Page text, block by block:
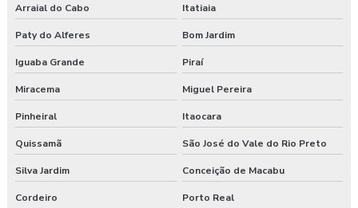
Empresa de consultoria técnico de segurança do trabalho
Empresa especializada em segurança do trabalho
Empresa de exame admissional
Empresa de exame demissional
Empresa de higiene ocupacional
Empresa de medicina no trabalho
Arraial do Cabo Itatiaia
Paty do Alferes Bom Jardim
Iguaba Grande Piraí
Miracema Miguel Pereira
Pinheiral Itaocara
Quissamã São José do Vale do Rio Preto
Silva Jardim Conceição de Macabu
Cordeiro Porto Real